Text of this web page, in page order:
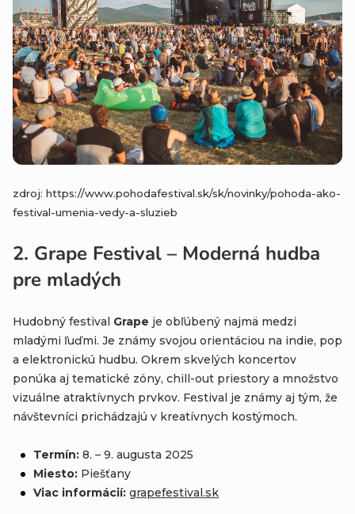
zdroj: https://www.pohodafestival.sk/sk/novinky/pohoda-ako-
festival-umenia-vedy-a-sluzieb
2. Grape Festival – Moderná hudba
pre mladých
Hudobný festival Grape je obľúbený najmä medzi
mladými ľuďmi. Je známy svojou orientáciou na indie, pop
a elektronickú hudbu. Okrem skvelých koncertov
ponúka aj tematické zóny, chill-out priestory a množstvo
vizuálne atraktívnych prvkov. Festival je známy aj tým, že
návštevníci prichádzajú v kreatívnych kostýmoch.
Termín: 8. – 9. augusta 2025
Miesto: Piešťany
Viac informácií: grapefestival.sk